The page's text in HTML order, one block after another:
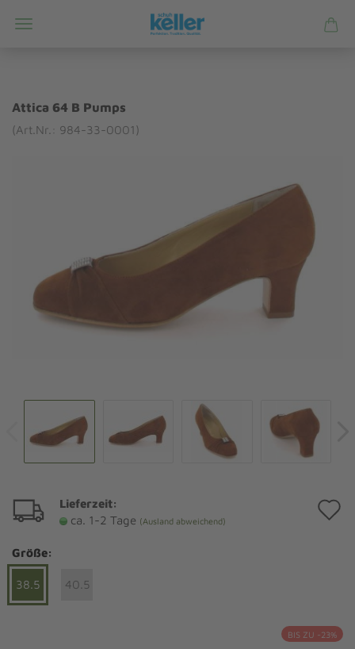
Attica 64 B Pumps
(Art.Nr.: 984-33-0001)
Lieferzeit:
ca. 1-2 Tage (Ausland abweichend)
Größe:
38.5 40.5
BIS ZU -23%